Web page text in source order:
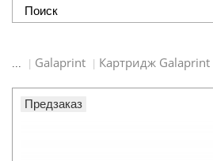
... Galaprint Картридж Galaprint
Предзаказ